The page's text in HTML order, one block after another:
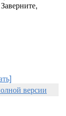
версии